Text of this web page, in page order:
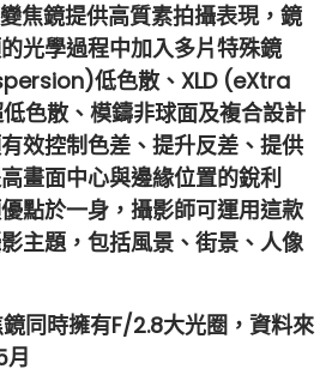
鏡提供高質素拍攝表現，鏡
光學過程中加入多片特殊鏡
低色散、XLD (eXtra
色散、模鑄非球面及複合設計
效控制色差、提升反差、提供
畫面中心與邊緣位置的銳利
點於一身，攝影師可運用這款
主題，包括風景、街景、人像
同時擁有F/2.8大光圈，資料來